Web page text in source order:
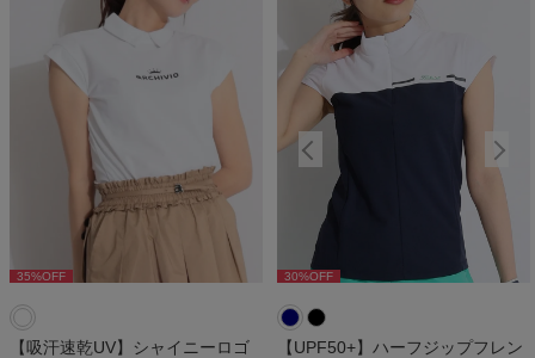
35%OFF
【吸汗速乾UV】シャイニーロゴ
30%OFF 30%OFF
【UPF50+】ハーフジップフレン